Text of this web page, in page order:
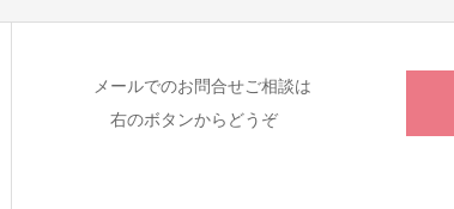
メールでのお問合せご相談は
右のボタンからどうぞ